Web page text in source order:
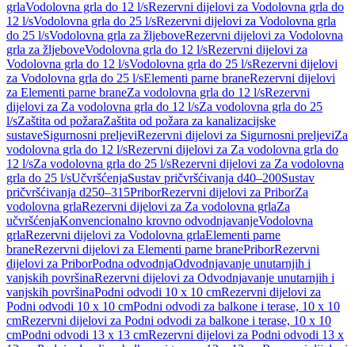
grlaVodolovna grla do 12 l/sRezervni dijelovi za Vodolovna grla do
12 l/sVodolovna grla do 25 l/sRezervni dijelovi za Vodolovna grla
do 25 l/sVodolovna grla za žljeboveRezervni dijelovi za Vodolovna
grla za žljeboveVodolovna grla do 12 l/sRezervni dijelovi za
Vodolovna grla do 12 l/sVodolovna grla do 25 l/sRezervni dijelovi
za Vodolovna grla do 25 l/sElementi parne braneRezervni dijelovi
za Elementi parne braneZa vodolovna grla do 12 l/sRezervni
dijelovi za Za vodolovna grla do 12 l/sZa vodolovna grla do 25
l/sZaštita od požaraZaštita od požara za kanalizacijske
sustaveSigurnosni preljeviRezervni dijelovi za Sigurnosni preljeviZa
vodolovna grla do 12 l/sRezervni dijelovi za Za vodolovna grla do
12 l/sZa vodolovna grla do 25 l/sRezervni dijelovi za Za vodolovna
grla do 25 l/sUčvršćenjaSustav pričvršćivanja d40–200Sustav
pričvršćivanja d250–315PriborRezervni dijelovi za PriborZa
vodolovna grlaRezervni dijelovi za Za vodolovna grlaZa
učvršćenjaKonvencionalno krovno odvodnjavanjeVodolovna
grlaRezervni dijelovi za Vodolovna grlaElementi parne
braneRezervni dijelovi za Elementi parne branePriborRezervni
dijelovi za PriborPodna odvodnjaOdvodnjavanje unutarnjih i
vanjskih površinaRezervni dijelovi za Odvodnjavanje unutarnjih i
vanjskih površinaPodni odvodi 10 x 10 cmRezervni dijelovi za
Podni odvodi 10 x 10 cmPodni odvodi za balkone i terase, 10 x 10
cmRezervni dijelovi za Podni odvodi za balkone i terase, 10 x 10
cmPodni odvodi 13 x 13 cmRezervni dijelovi za Podni odvodi 13 x